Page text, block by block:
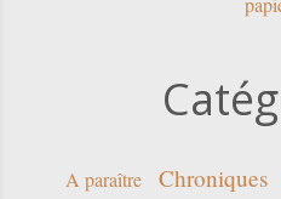
A paraître Chroniques